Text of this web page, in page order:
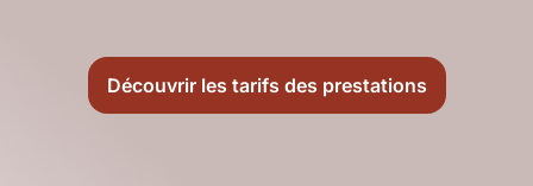
Découvrir les tarifs des prestations